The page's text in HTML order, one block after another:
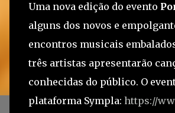
Uma nova edição do evento
alguns dos novos e
encontros musicais
três artistas apresentarão
conhecidas do público. O
plataforma Sympla: https://